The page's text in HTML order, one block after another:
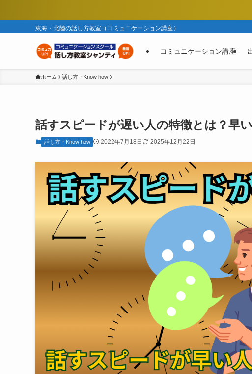
東海・北陸の話し方教室（コミュニケーション講座）
コミュニケーション講座
ホーム 話し方・Know how
話すスピードが遅い人の特徴とは？早
話し方・Know how 2022年7月18日 2025年12月22日